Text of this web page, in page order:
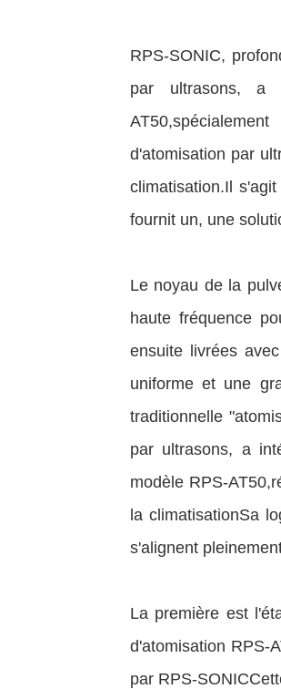
RPS-SONIC,
par ultrasons, a
d'atomisation par
climatisation.Il
fournit un, une
Le noyau de la
haute fréquence
ensuite livrées
uniforme et une
traditionnelle
par ultrasons, a
modèle RPS-
la climatisationSa
s'alignent
La première est
d'atomisation RPS-
par RPS-